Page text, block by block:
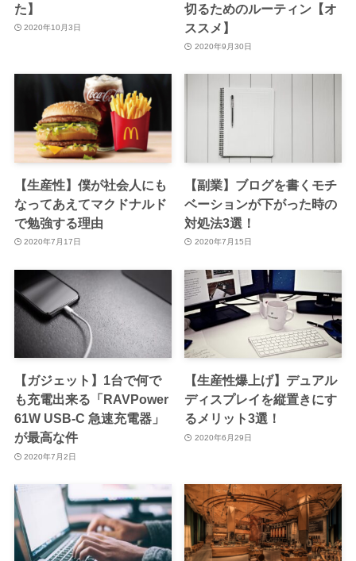
た】
2020年10月3日
切るためのルーティン【オ
ススメ】
2020年9月30日
【生産性】僕が社会人にも
なってあえてマクドナルド
で勉強する理由
2020年7月17日
【副業】ブログを書くモチ
ベーションが下がった時の
対処法3選！
2020年7月15日
【ガジェット】1台で何で
も充電出来る「RAVPower
61W USB-C 急速充電器」
が最高な件
2020年7月2日
【生産性爆上げ】デュアル
ディスプレイを縦置きにす
るメリット3選！
2020年6月29日